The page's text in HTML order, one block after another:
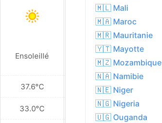
Ensoleillé
37.6°C
33.0°C
37.9°C
32.5°C
🇲🇱 Mali
🇲🇦 Maroc
🇲🇷 Mauritanie
🇾🇹 Mayotte
🇲🇿 Mozambique
🇳🇦 Namibie
🇳🇪 Niger
🇳🇬 Nigeria
🇺🇬 Ouganda